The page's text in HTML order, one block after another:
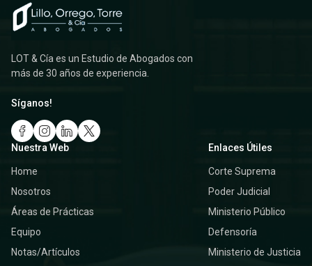
LOT & Cía es un Estudio de Abogados con
más de 30 años de experiencia.
Síganos!
Nuestra Web
Home
Nosotros
Áreas de Prácticas
Equipo
Notas/Artículos
Enlaces Útiles
Corte Suprema
Poder Judicial
Ministerio Público
Defensoría
Ministerio de Justicia